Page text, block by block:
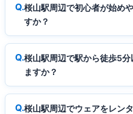
桜山駅周辺で初心者が始め
すか？
桜山駅周辺で駅から徒歩5
ますか？
桜山駅周辺でウェアをレン